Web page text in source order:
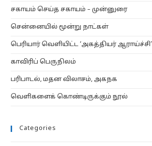
சகாயம் செய்த சகாயம் – முன்னுரை
சென்னையில் மூன்று நாட்கள்
பெரியார் வெளியிட்ட ‘அகத்தியர் ஆராய்ச்சி’
காவிரிப் பெருநிலம்
பரிபாடல், மதன விலாசம், அகநக
வெளிகளைக் கொண்டிருக்கும் நூல்
Categories